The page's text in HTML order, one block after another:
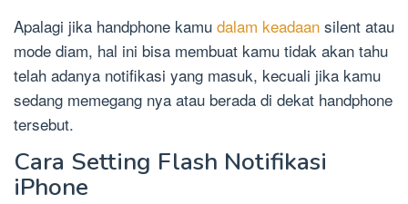
Apalagi jika handphone kamu dalam keadaan silent atau
mode diam, hal ini bisa membuat kamu tidak akan tahu
telah adanya notifikasi yang masuk, kecuali jika kamu
sedang memegang nya atau berada di dekat handphone
tersebut.
Cara Setting Flash Notifikasi
iPhone